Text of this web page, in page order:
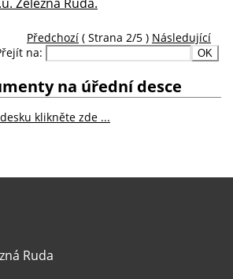
Předchozí ( Strana 2/5 ) Následující
na:
na úřední desce
klikněte zde ...
Ruda